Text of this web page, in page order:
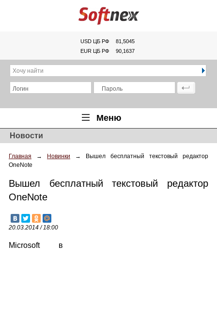
USD ЦБ РФ
81,5045
EUR ЦБ РФ
90,1637
Хочу найти
Логин Пароль
Меню
Главная
Обзоры
Новинки
Новости
Главная → Новинки →
Вышел бесплатный текстовый редактор
OneNote
Вышел бесплатный текстовый редактор
OneNote
20.03.2014 / 18:00
Microsoft в